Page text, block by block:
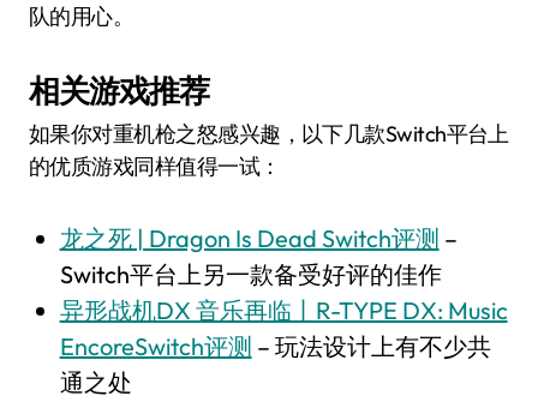
队的用心。
相关游戏推荐
如果你对重机枪之怒感兴趣，以下几款Switch平台上
的优质游戏同样值得一试：
龙之死 | Dragon Is Dead Switch评测 –
Switch平台上另一款备受好评的佳作
异形战机DX 音乐再临丨R-TYPE DX: Music
EncoreSwitch评测 – 玩法设计上有不少共
通之处